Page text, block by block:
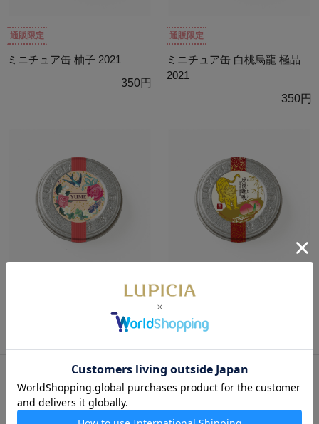
通販限定
ミニチュア缶 柚子 2021
350円
通販限定
ミニチュア缶 白桃烏龍 極品
2021
350円
ミニチュア缶 ゆめ 2021
通販限定